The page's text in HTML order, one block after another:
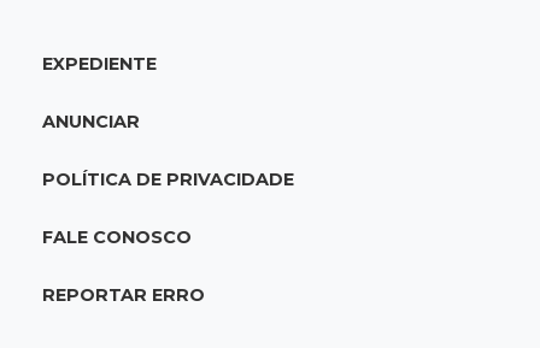
13:33Produção artesanal
número de produtores em 67%
Idoso tem R$ 39,7 mil retirados da conta em
EXPEDIENTE
ANUNCIAR
POLÍTICA DE PRIVACIDADE
FALE CONOSCO
REPORTAR ERRO